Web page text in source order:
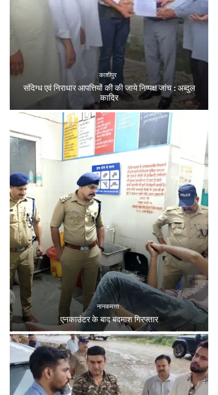
काशीपुर
संदिग्ध एवं निराधार आपत्तियों की की जाये निष्पक्ष जांच : अब्दुल
कादिर
नानकमत्ता
एनकाउंटर के बाद बदमाश गिरफ्तार